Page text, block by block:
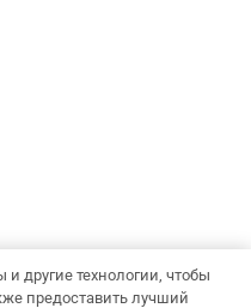
Тема National
другие технологии, чтобы
предоставить лучший